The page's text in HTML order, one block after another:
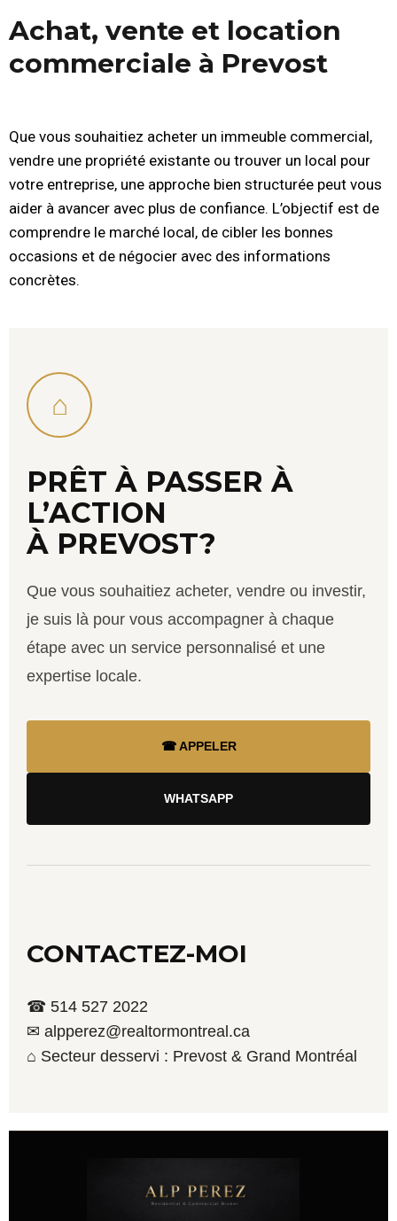
Achat, vente et location
commerciale à Prevost
Que vous souhaitiez acheter un immeuble commercial,
vendre une propriété existante ou trouver un local pour
votre entreprise, une approche bien structurée peut vous
aider à avancer avec plus de confiance. L’objectif est de
comprendre le marché local, de cibler les bonnes
occasions et de négocier avec des informations
concrètes.
⌂
PRÊT À PASSER À
L’ACTION
À PREVOST?
Que vous souhaitiez acheter, vendre ou investir,
je suis là pour vous accompagner à chaque
étape avec un service personnalisé et une
expertise locale.
☎ APPELER
WHATSAPP
CONTACTEZ-MOI
☎ 514 527 2022
✉ alpperez@realtormontreal.ca
⌂ Secteur desservi : Prevost & Grand Montréal